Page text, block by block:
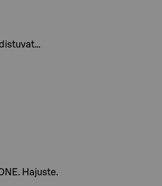
Hajuste.